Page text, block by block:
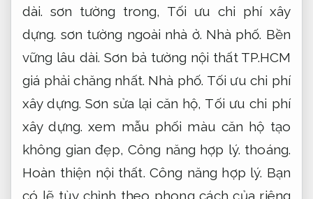
dài. sơn tường trong, Tối ưu chi phí xây
dựng. sơn tường ngoài nhà ở. Nhà phố. Bền
vững lâu dài. Sơn bả tường nội thất TP.HCM
giá phải chăng nhất. Nhà phố. Tối ưu chi phí
xây dựng. Sơn sửa lại căn hộ, Tối ưu chi phí
xây dựng. xem mẫu phối màu căn hộ tạo
không gian đẹp, Công năng hợp lý. thoáng.
Hoàn thiện nội thất. Công năng hợp lý. Bạn
có lẽ tùy chỉnh theo phong cách của riêng